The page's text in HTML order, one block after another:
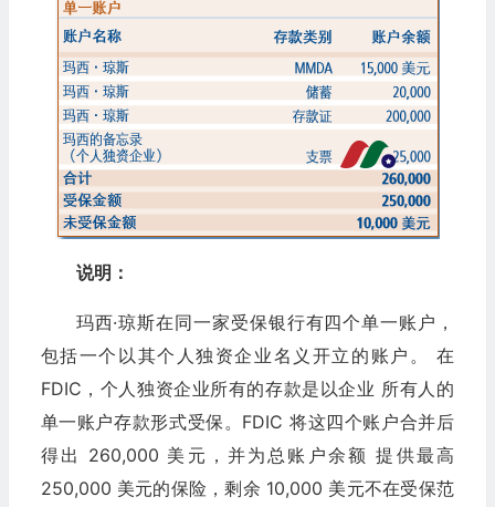
说明：
玛西·琼斯在同一家受保银行有四个单一账户，
包括一个以其个人独资企业名义开立的账户。 在
FDIC，个人独资企业所有的存款是以企业 所有人的
单一账户存款形式受保。FDIC 将这四个账户合并后
得出 260,000 美元，并为总账户余额 提供最高
250,000 美元的保险，剩余 10,000 美元不在受保范